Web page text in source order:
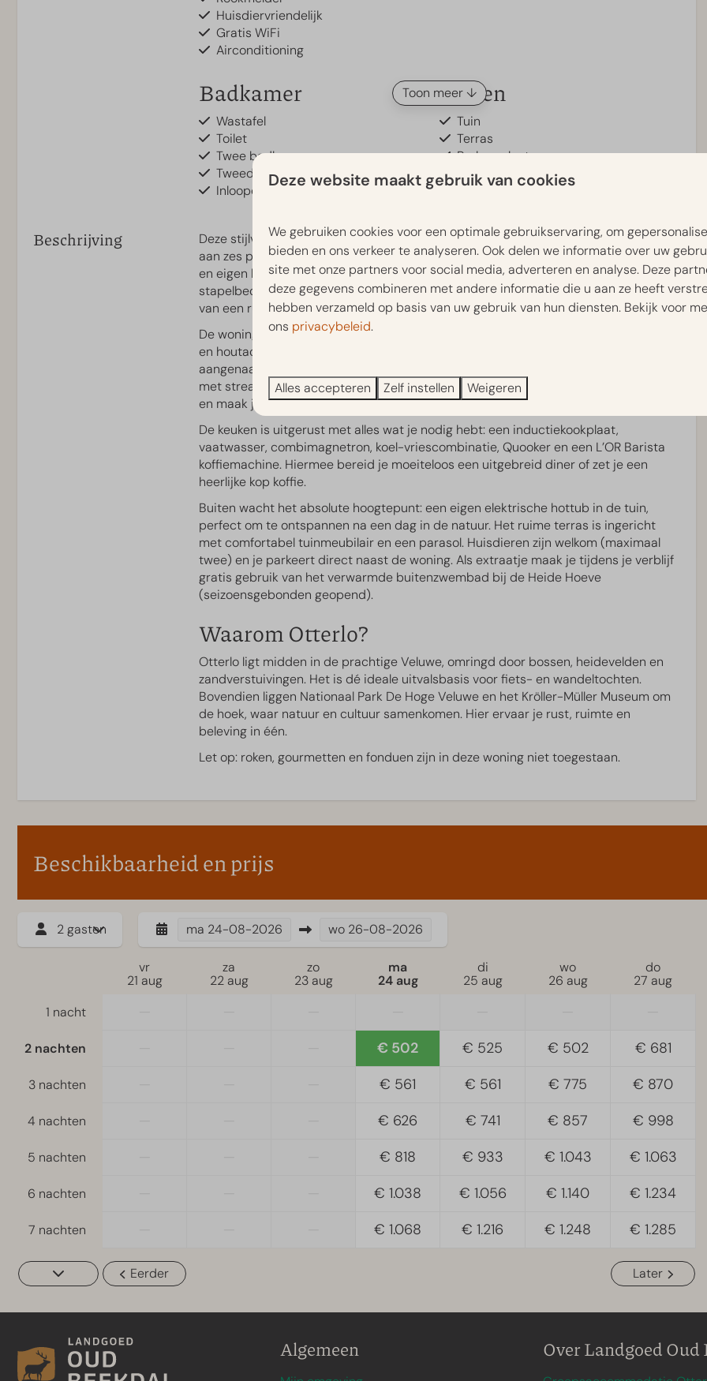
Huisdiervriendelijk
Gratis WiFi
Airconditioning
Badkamer
Wastafel
Toilet
Twee badkamers
Tweede toilet
Inloopdouche
Buiten
Tuin
Terras
Parkeerplaats
Tafeltennistafel
Terrasmeubilair
90cm hoog)
Keuken
Keuken
Quooker
Inductie kookplaat
Vaatwasser
Eettafel
Keukengerei
Drinkglazen
Koelkast met vriesvak
L'OR Barista koffiezetapparaat
Combimagnetron
Waterkoker
Wijnglazen
Slaapkamer
Tweepersoonsbed(den): 2
Stapelbed(den): 1
Kledinghangers
Zelfstandige incheck
Zelfstandige incheck
Woonruimte
Smart TV met streamfunctie
Parkfaciliteiten
Dog Wash
Wasserette
Sport & Spel
Volleybalveld
Voetbalveld
Tafelvoetbal
Eten en Drinken
Brasserie Luwe
Verhuur
Fietsverhuur
Scootmobiel verhuur
Elektrische scooter verhuur
Toon meer ↓
Beschrijving
Deze stijlvolle en gelijkvloerse vakantiewoning van 80 m² biedt comfortabel plaats
aan zes personen. Binnen vind je drie slaapkamers: één met een tweepersoonsbed
en eigen badkamer, één met een tweede tweepersoonsbed en één met een
stapelbed. Daarnaast is er nog een tweede badkamer met toilet, beide voorzien
van een ruime inloopdouche.
De woning heeft een warme, moderne uitstraling met veel lichtinval, hoge plafonds
en houtaccenten die zorgen voor een huiselijke sfeer. Binnen is het altijd
aangenaam dankzij vloerverwarming en airconditioning, terwijl je op de Smart TV
met streamfuncties jouw favoriete series kunt bekijken. Ook zijn er horren aanwezig
en maak je gebruik van gratis WiFi, zodat je ongestoord kunt genieten.
De keuken is uitgerust met alles wat je nodig hebt: een inductiekookplaat,
vaatwasser, combimagnetron, koel-vriescombinatie, Quooker en een L’OR Barista
koffiemachine. Hiermee bereid je moeiteloos een uitgebreid diner of zet je een
heerlijke kop koffie.
Buiten wacht het absolute hoogtepunt: een eigen elektrische hottub in de tuin,
perfect om te ontspannen na een dag in de natuur. Het ruime terras is ingericht
met comfortabel tuinmeubilair en een parasol. Huisdieren zijn welkom (maximaal
twee) en je parkeert direct naast de woning. Als extraatje maak je tijdens je verblijf
gratis gebruik van het verwarmde buitenzwembad bij de Heide Hoeve
(seizoensgebonden geopend).
Waarom Otterlo?
Otterlo ligt midden in de prachtige Veluwe, omringd door bossen, heidevelden en
zandverstuivingen. Het is dé ideale uitvalsbasis voor fiets- en wandeltochten.
Bovendien liggen Nationaal Park De Hoge Veluwe en het Kröller-Müller Museum om
de hoek, waar natuur en cultuur samenkomen. Hier ervaar je rust, ruimte en
beleving in één.
Let op: roken, gourmetten en fonduen zijn in deze woning niet toegestaan.
Beschikbaarheid en prijs
2 gasten ma 24-08-2026 wo 26-08-2026
vr
21 aug
za
22 aug
zo
23 aug
ma
24 aug
di
25 aug
wo
26 aug
do
27 aug
1 nacht
2 nachten € 502 € 525 € 502 € 681
3 nachten € 561 € 561 € 775 € 870
4 nachten € 626 € 741 € 857 € 998
5 nachten € 818 € 933 € 1.043 € 1.063
6 nachten € 1.038 € 1.056 € 1.140 € 1.234
7 nachten € 1.068 € 1.216 € 1.248 € 1.285
Eerder Later
Algemeen Over Landgoed Oud
Deze website maakt gebruik van cookies
We gebruiken cookies voor een optimale gebruikservaring, om
bieden en ons verkeer te analyseren. Ook delen we informatie over uw
site met onze partners voor social media, adverteren en analyse. Deze
deze gegevens combineren met andere informatie die u aan ze heeft
hebben verzameld op basis van uw gebruik van hun diensten. Bekijk voor
ons privacybeleid.
Alles accepteren Zelf instellen Weigeren